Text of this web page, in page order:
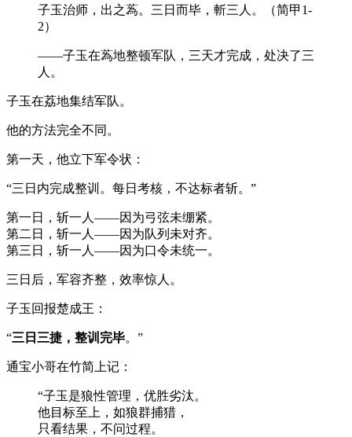
子玉治师，出之蒍。三日而毕，斬三人。（简甲1-
2）
——子玉在蒍地整顿军队，三天才完成，处决了三
人。
子玉在荔地集结军队。
他的方法完全不同。
第一天，他立下军令状：
“三日内完成整训。每日考核，不达标者斩。”
第一日，斩一人——因为弓弦未绷紧。
第二日，斩一人——因为队列未对齐。
第三日，斩一人——因为口令未统一。
三日后，军容齐整，效率惊人。
子玉回报楚成王：
“三日三捷，整训完毕。”
通宝小哥在竹简上记：
“子玉是狼性管理，优胜劣汰。
他目标至上，如狼群捕猎，
只看结果，不问过程。